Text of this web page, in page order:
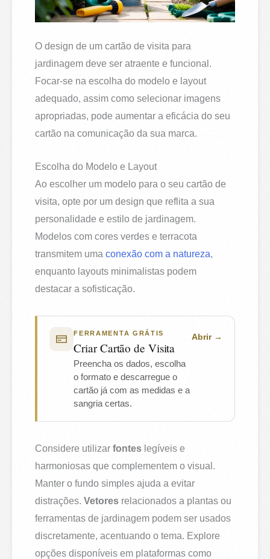
O design de um cartão de visita para
jardinagem deve ser atraente e funcional.
Focar-se na escolha do modelo e layout
adequado, assim como selecionar imagens
apropriadas, pode aumentar a eficácia do seu
cartão na comunicação da sua marca.
Escolha do Modelo e Layout
Ao escolher um modelo para o seu cartão de
visita, opte por um design que reflita a sua
personalidade e estilo de jardinagem.
Modelos com cores verdes e terracota
transmitem umaconexão com a natureza,
enquanto layouts minimalistas podem
destacar a sofisticação.
FERRAMENTA GRÁTIS
Criar Cartão de Visita
Preencha os dados, escolha
o formato e descarregue o
cartão já com as medidas e a
sangria certas.
Abrir
Considere utilizarfontes legíveis e
harmoniosas que complementem o visual.
Manter o fundo simples ajuda a evitar
distrações.Vetores relacionados a plantas ou
ferramentas de jardinagem podem ser usados
discretamente, acentuando o tema. Explore
opções disponíveis em plataformas como